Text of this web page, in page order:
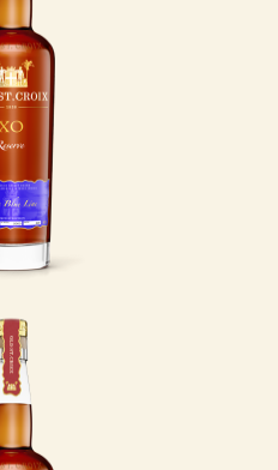
– en
der
og
politifolk,
fysisk
til skade i
tidligere
blev
i Norden –